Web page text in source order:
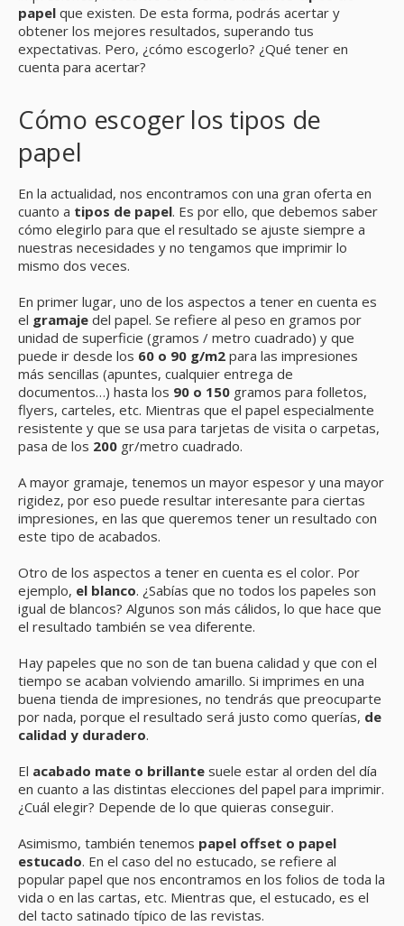
papel que existen. De esta forma, podrás acertar y
obtener los mejores resultados, superando tus
expectativas. Pero, ¿cómo escogerlo? ¿Qué tener en
cuenta para acertar?
Cómo escoger los tipos de
papel
En la actualidad, nos encontramos con una gran oferta en
cuanto a tipos de papel. Es por ello, que debemos saber
cómo elegirlo para que el resultado se ajuste siempre a
nuestras necesidades y no tengamos que imprimir lo
mismo dos veces.
En primer lugar, uno de los aspectos a tener en cuenta es
el gramaje del papel. Se refiere al peso en gramos por
unidad de superficie (gramos / metro cuadrado) y que
puede ir desde los 60 o 90 g/m2 para las impresiones
más sencillas (apuntes, cualquier entrega de
documentos…) hasta los 90 o 150 gramos para folletos,
flyers, carteles, etc. Mientras que el papel especialmente
resistente y que se usa para tarjetas de visita o carpetas,
pasa de los 200 gr/metro cuadrado.
A mayor gramaje, tenemos un mayor espesor y una mayor
rigidez, por eso puede resultar interesante para ciertas
impresiones, en las que queremos tener un resultado con
este tipo de acabados.
Otro de los aspectos a tener en cuenta es el color. Por
ejemplo, el blanco. ¿Sabías que no todos los papeles son
igual de blancos? Algunos son más cálidos, lo que hace que
el resultado también se vea diferente.
Hay papeles que no son de tan buena calidad y que con el
tiempo se acaban volviendo amarillo. Si imprimes en una
buena tienda de impresiones, no tendrás que preocuparte
por nada, porque el resultado será justo como querías, de
calidad y duradero.
El acabado mate o brillante suele estar al orden del día
en cuanto a las distintas elecciones del papel para imprimir.
¿Cuál elegir? Depende de lo que quieras conseguir.
Asimismo, también tenemos papel offset o papel
estucado. En el caso del no estucado, se refiere al
popular papel que nos encontramos en los folios de toda la
vida o en las cartas, etc. Mientras que, el estucado, es el
del tacto satinado típico de las revistas.